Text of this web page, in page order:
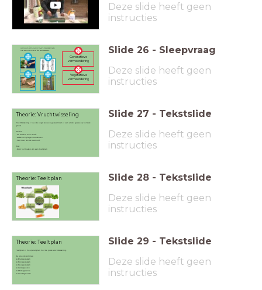
Deze slide heeft geen
instructies
Hieronder staan 4 vormen van vermeerdering,
welke hoort bij welke, sleep de afbeeldingen
naar de juiste manier van vermeerderen.
Generatieve
vermeerdering
Vegetatieve
vermeerdering
Slide 26 - Sleepvraag
Deze slide heeft geen
instructies
Theorie: Vruchtwisseling
Vruchtwisseling = na elke oogst van een gewas moet er een ander gewas op het stuk
Omdat:
- de bodem moe wordt.
- ziekten en plagen voorkomen.
- het moet van de overheid.
Hoe:
- Door het maken van een teeltplan
Slide 27 - Tekstslide
Deze slide heeft geen
instructies
Theorie: Teeltplan Slide 28 - Tekstslide
Deze slide heeft geen
instructies
Theorie: Teeltplan
Teeltplan = meerjarenplan met de juiste vruchtwisseling.
De groentefamilies:
Bladgewassen
Koolgewassen
Peulgewassen
Aardappelen
Wortelgroente
Vruchtgroente
Slide 29 - Tekstslide
Deze slide heeft geen
instructies